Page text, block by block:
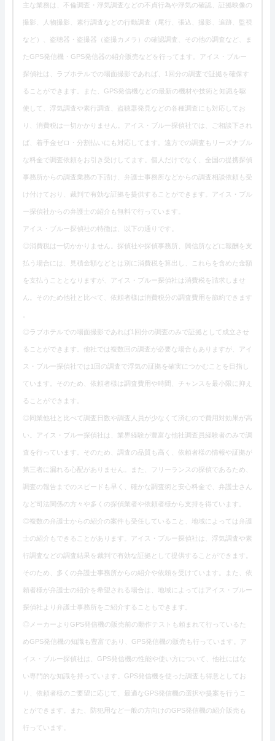
主な業務は、不倫調査・浮気調査などの不貞行為や浮気の確認、証拠映像の
撮影、人物撮影、素行調査などの行動調査（尾行、張込、撮影、追跡、監視
など）、盗聴器・盗撮器（盗撮カメラ）の確認調査、その他の調査など、ま
たGPS発信機・GPS発信器の紹介販売などを行ってます。アイス・ブルー
探偵社は、ラブホテルでの場面撮影であれば、1回分の調査で証拠を確保す
ることができます。また、GPS発信機などの最新の機材や技術と知識を駆
使して、浮気調査や素行調査、盗聴器発見などの各種調査にも対応してお
り、消費税は一切かかりません。アイス・ブルー探偵社では、ご相談下され
ば、着手金ゼロ・分割払いにも対応してます。遠方での調査もリーズナブル
な料金で調査依頼をお引き受けしてます。個人だけでなく、全国の提携探偵
事務所からの調査業務の下請け、弁護士事務所などからの調査相談依頼も受
け付けており、裁判で有効な証拠を提供することができます。アイス・ブル
ー探偵社からの弁護士の紹介も無料で行っています。
アイス・ブルー探偵社の特徴は、以下の通りです。
◎消費税は一切かかりません。探偵社や探偵事務所、興信所などに報酬を支
払う場合には、見積金額などとは別に消費税を算出し、これらを含めた金額
を支払うこととなりますが、アイス・ブルー探偵社は消費税を請求しませ
ん。そのため他社と比べて、依頼者様は消費税分の調査費用を節約できます
◎ラブホテルでの場面撮影であれば1回分の調査のみで証拠として成立させ
ることができます。他社では複数回の調査が必要な場合もありますが、アイ
ス・ブルー探偵社では1回の調査で浮気の証拠を確実につかむことを目指し
ています。そのため、依頼者様は調査費用や時間、チャンスを最小限に抑え
ることができます。
◎同業他社と比べて調査日数や調査人員が少なくて済むので費用対効果が高
い。アイス・ブルー探偵社は、業界経験が豊富な他社調査員経験者のみで調
査を行っています。そのため、調査の品質も高く、依頼者様の情報や証拠が
第三者に漏れる心配がありません。また、フリーランスの探偵であるため、
調査の報告までのスピードも早く、確かな調査術と安心料金で、弁護士さん
など司法関係の方々や多くの探偵業者や依頼者様から支持を得ています。
◎複数の弁護士からの紹介の案件も受任していること、地域によっては弁護
士の紹介もできることがあります。アイス・ブルー探偵社は、浮気調査や素
行調査などの調査結果を裁判で有効な証拠として提供することができます。
そのため、多くの弁護士事務所からの紹介や依頼を受けています。また、依
頼者様が弁護士の紹介を希望される場合は、地域によってはアイス・ブルー
探偵社より弁護士事務所をご紹介することもできます。
◎メーカーよりGPS発信機の販売前の動作テストも頼まれて行っているた
めGPS発信機の知識も豊富であり、GPS発信機の販売も行っています。ア
イス・ブルー探偵社は、GPS発信機の性能や使い方について、他社にはな
い専門的な知識を持っています。GPS発信機を使った調査も得意としてお
り、依頼者様のご要望に応じて、最適なGPS発信機の選択や提案を行うこ
とができます。また、防犯用など一般の方向けのGPS発信機の紹介販売も
行っています。